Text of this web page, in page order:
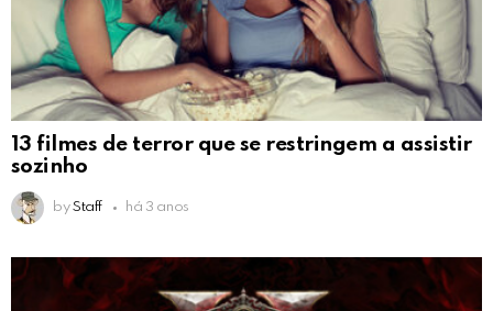
13 filmes de terror que se restringem a assistir
sozinho
by Staff há 3 anos